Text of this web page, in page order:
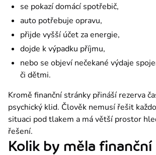
se pokazí domácí spotřebič,
auto potřebuje opravu,
přijde vyšší účet za energie,
dojde k výpadku příjmu,
nebo se objeví nečekané výdaje
či dětmi.
Kromě finanční stránky přináší rezerva
psychický klid. Člověk nemusí řešit
situaci pod tlakem a má větší prostor
řešení.
Kolik by měla finanční